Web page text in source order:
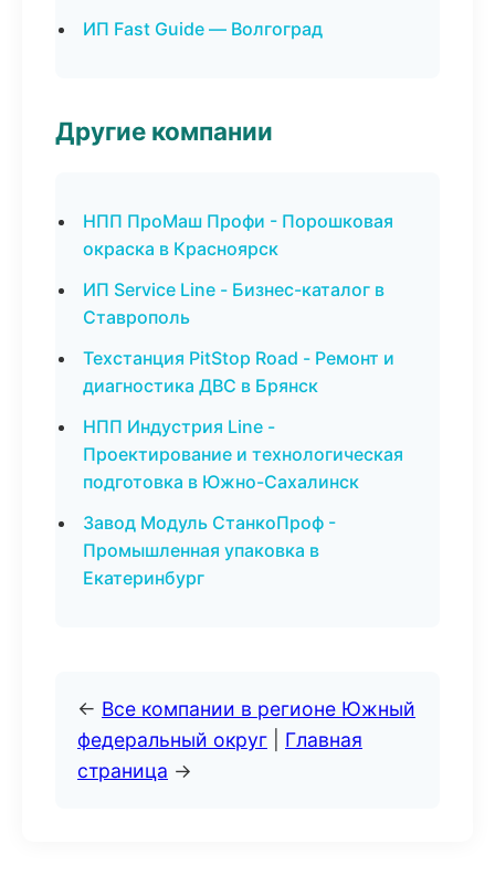
ИП Fast Guide — Волгоград
Другие компании
НПП ПроМаш Профи - Порошковая
окраска в Красноярск
ИП Service Line - Бизнес-каталог в
Ставрополь
Техстанция PitStop Road - Ремонт и
диагностика ДВС в Брянск
НПП Индустрия Line -
Проектирование и технологическая
подготовка в Южно-Сахалинск
Завод Модуль СтанкоПроф -
Промышленная упаковка в
Екатеринбург
← Все компании в регионе Южный
федеральный округ
Главная
страница →